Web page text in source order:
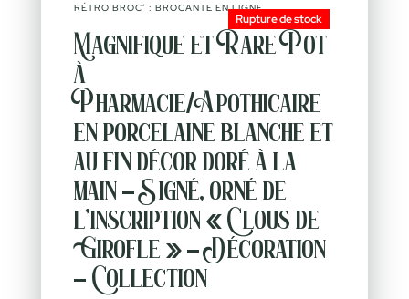
RÉTRO BROC’ : BROCANTE EN LIGNE
Magnifique et Rare Pot
à
Pharmacie/Apothicaire
en porcelaine blanche et
au fin décor doré à la
main – Signé, orné de
l’inscription « Clous de
Girofle » – Décoration
– Collection
Rupture de stock